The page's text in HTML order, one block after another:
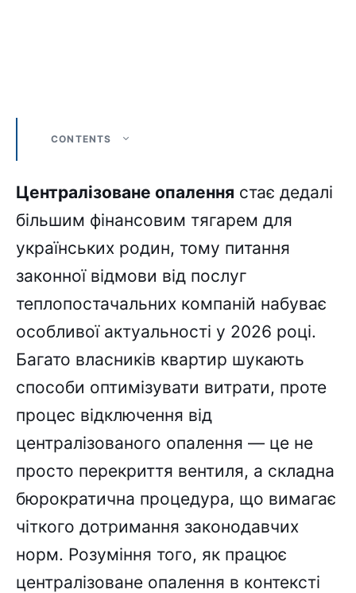
CONTENTS
Централізоване опалення стає дедалі
більшим фінансовим тягарем для
українських родин, тому питання
законної відмови від послуг
теплопостачальних компаній набуває
особливої актуальності у 2026 році.
Багато власників квартир шукають
способи оптимізувати витрати, проте
процес відключення від
централізованого опалення — це не
просто перекриття вентиля, а складна
бюрократична процедура, що вимагає
чіткого дотримання законодавчих
норм. Розуміння того, як працює
централізоване опалення в контексті